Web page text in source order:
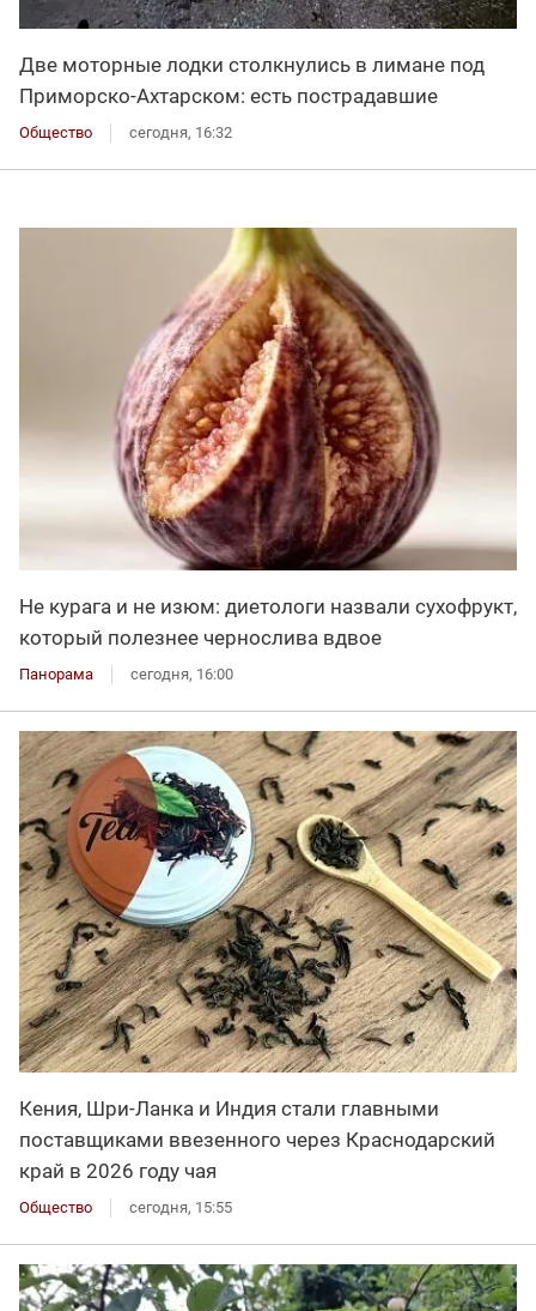
Две моторные лодки столкнулись в лимане под
Приморско-Ахтарском: есть пострадавшие
Общество сегодня, 16:32
Не курага и не изюм: диетологи назвали сухофрукт,
который полезнее чернослива вдвое
Панорама сегодня, 16:00
Кения, Шри-Ланка и Индия стали главными
поставщиками ввезенного через Краснодарский
край в 2026 году чая
Общество сегодня, 15:55